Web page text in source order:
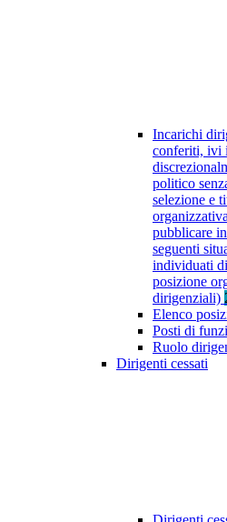
Incarichi
conferiti, ivi
politico
selezione e
pubblicare
seguenti
individuati
posizione
dirigenziali)
Elenco
Posti di
Ruolo
Dirigenti cessati